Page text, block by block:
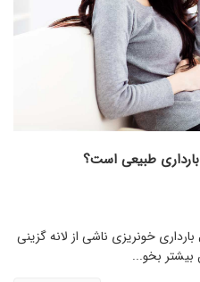
بارداری طبیعی است؟
خونریزی ناشی از لانه گزینی
بیشتر بخو...